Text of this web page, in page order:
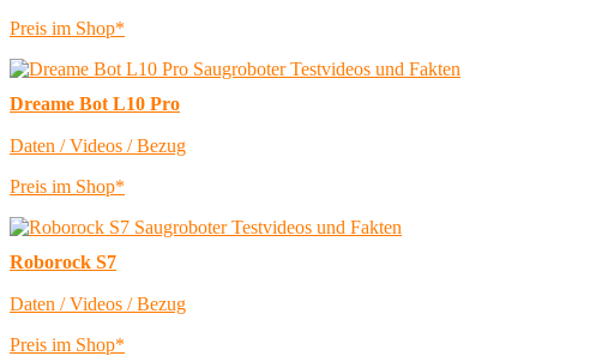
Preis im Shop*
Dreame Bot L10 Pro
Daten / Videos / Bezug
Preis im Shop*
Roborock S7
Daten / Videos / Bezug
Preis im Shop*